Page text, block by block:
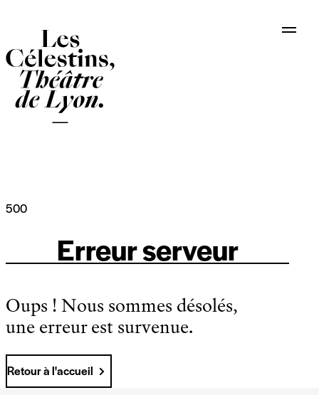
500
Erreur serveur
Oups ! Nous sommes désolés,
une erreur est survenue.
Retour à l'accueil